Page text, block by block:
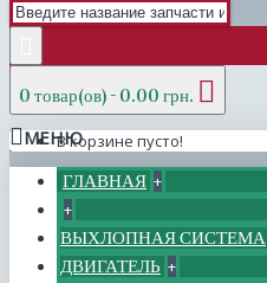
0 товар(ов) - 0.00 грн.
В корзине пусто!
МЕНЮ
ГЛАВНАЯ +
+
ВЫХЛОПНАЯ СИСТЕМА
ДВИГАТЕЛЬ +